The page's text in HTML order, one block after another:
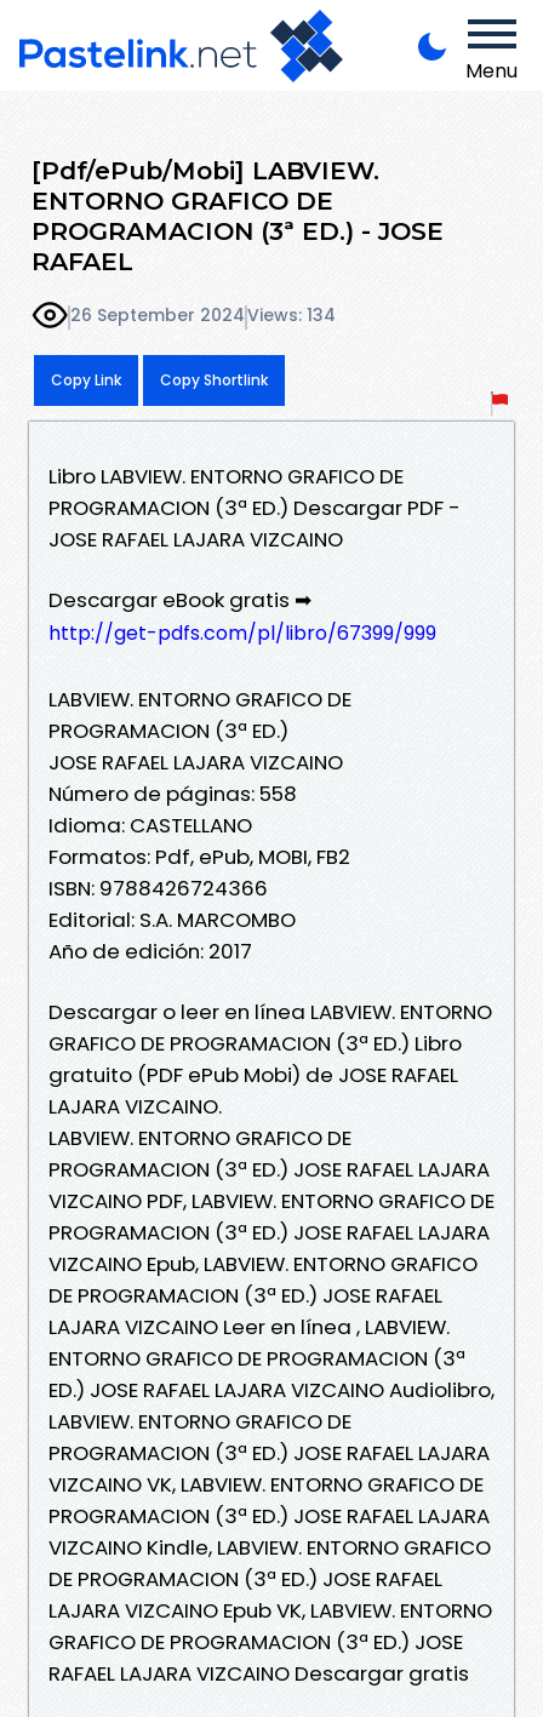
Menu
[Pdf/ePub/Mobi] LABVIEW.
ENTORNO GRAFICO DE
PROGRAMACION (3ª ED.) - JOSE
RAFAEL
26 September 2024Views: 134
Copy Link Copy Shortlink
Libro LABVIEW. ENTORNO GRAFICO DE
PROGRAMACION (3ª ED.) Descargar PDF -
JOSE RAFAEL LAJARA VIZCAINO
Descargar eBook gratis ➡
http://get-pdfs.com/pl/libro/67399/999
LABVIEW. ENTORNO GRAFICO DE
PROGRAMACION (3ª ED.)
JOSE RAFAEL LAJARA VIZCAINO
Número de páginas: 558
Idioma: CASTELLANO
Formatos: Pdf, ePub, MOBI, FB2
ISBN: 9788426724366
Editorial: S.A. MARCOMBO
Año de edición: 2017
Descargar o leer en línea LABVIEW. ENTORNO
GRAFICO DE PROGRAMACION (3ª ED.) Libro
gratuito (PDF ePub Mobi) de JOSE RAFAEL
LAJARA VIZCAINO.
LABVIEW. ENTORNO GRAFICO DE
PROGRAMACION (3ª ED.) JOSE RAFAEL LAJARA
VIZCAINO PDF, LABVIEW. ENTORNO GRAFICO DE
PROGRAMACION (3ª ED.) JOSE RAFAEL LAJARA
VIZCAINO Epub, LABVIEW. ENTORNO GRAFICO
DE PROGRAMACION (3ª ED.) JOSE RAFAEL
LAJARA VIZCAINO Leer en línea , LABVIEW.
ENTORNO GRAFICO DE PROGRAMACION (3ª
ED.) JOSE RAFAEL LAJARA VIZCAINO Audiolibro,
LABVIEW. ENTORNO GRAFICO DE
PROGRAMACION (3ª ED.) JOSE RAFAEL LAJARA
VIZCAINO VK, LABVIEW. ENTORNO GRAFICO DE
PROGRAMACION (3ª ED.) JOSE RAFAEL LAJARA
VIZCAINO Kindle, LABVIEW. ENTORNO GRAFICO
DE PROGRAMACION (3ª ED.) JOSE RAFAEL
LAJARA VIZCAINO Epub VK, LABVIEW. ENTORNO
GRAFICO DE PROGRAMACION (3ª ED.) JOSE
RAFAEL LAJARA VIZCAINO Descargar gratis